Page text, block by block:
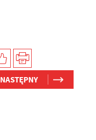
NASTĘPNY